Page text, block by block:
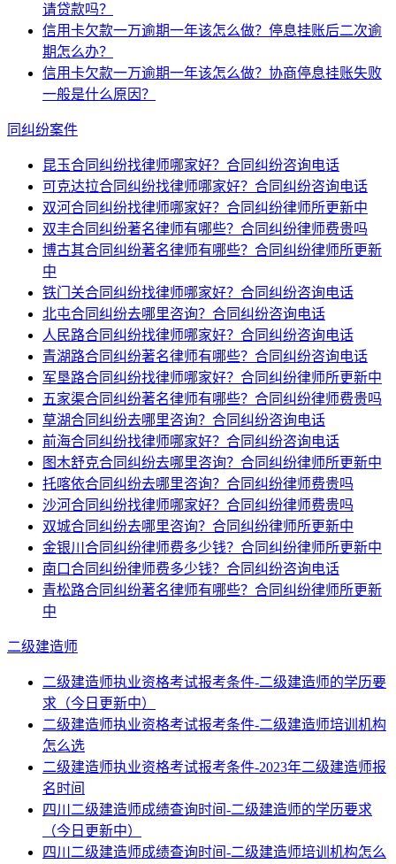
请贷款吗？
信用卡欠款一万逾期一年该怎么做？停息挂账后二次逾
期怎么办？
信用卡欠款一万逾期一年该怎么做？协商停息挂账失败
一般是什么原因？
同纠纷案件
昆玉合同纠纷找律师哪家好？合同纠纷咨询电话
可克达拉合同纠纷找律师哪家好？合同纠纷咨询电话
双河合同纠纷找律师哪家好？合同纠纷律师所更新中
双丰合同纠纷著名律师有哪些？合同纠纷律师费贵吗
博古其合同纠纷著名律师有哪些？合同纠纷律师所更新
中
铁门关合同纠纷找律师哪家好？合同纠纷咨询电话
北屯合同纠纷去哪里咨询？合同纠纷咨询电话
人民路合同纠纷找律师哪家好？合同纠纷咨询电话
青湖路合同纠纷著名律师有哪些？合同纠纷咨询电话
军垦路合同纠纷找律师哪家好？合同纠纷律师所更新中
五家渠合同纠纷著名律师有哪些？合同纠纷律师费贵吗
草湖合同纠纷去哪里咨询？合同纠纷咨询电话
前海合同纠纷找律师哪家好？合同纠纷咨询电话
图木舒克合同纠纷去哪里咨询？合同纠纷律师所更新中
托喀依合同纠纷去哪里咨询？合同纠纷律师费贵吗
沙河合同纠纷找律师哪家好？合同纠纷律师费贵吗
双城合同纠纷去哪里咨询？合同纠纷律师所更新中
金银川合同纠纷律师费多少钱？合同纠纷律师所更新中
南口合同纠纷律师费多少钱？合同纠纷咨询电话
青松路合同纠纷著名律师有哪些？合同纠纷律师所更新
中
二级建造师
二级建造师执业资格考试报考条件-二级建造师的学历要
求（今日更新中）
二级建造师执业资格考试报考条件-二级建造师培训机构
怎么选
二级建造师执业资格考试报考条件-2023年二级建造师报
名时间
四川二级建造师成绩查询时间-二级建造师的学历要求
（今日更新中）
四川二级建造师成绩查询时间-二级建造师培训机构怎么